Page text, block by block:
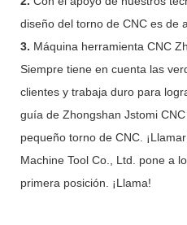
diseño del torno de CNC es de
3. Máquina herramienta CNC
Siempre tiene en cuenta las
clientes y trabaja duro para
guía de Zhongshan Jstomi
pequeño torno de CNC.
Machine Tool Co., Ltd. pone a
primera posición. ¡Llama!